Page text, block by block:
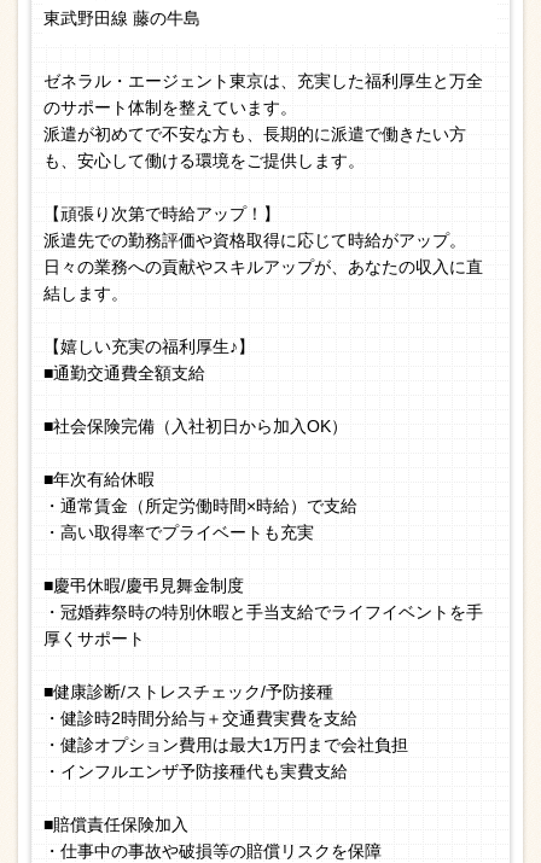
東武野田線 藤の牛島
ゼネラル・エージェント東京は、充実した福利厚生と万全
のサポート体制を整えています。
派遣が初めてで不安な方も、長期的に派遣で働きたい方
も、安心して働ける環境をご提供します。
【頑張り次第で時給アップ！】
派遣先での勤務評価や資格取得に応じて時給がアップ。
日々の業務への貢献やスキルアップが、あなたの収入に直
結します。
【嬉しい充実の福利厚生♪】
■通勤交通費全額支給
■社会保険完備（入社初日から加入OK）
■年次有給休暇
・通常賃金（所定労働時間×時給）で支給
・高い取得率でプライベートも充実
■慶弔休暇/慶弔見舞金制度
・冠婚葬祭時の特別休暇と手当支給でライフイベントを手
厚くサポート
■健康診断/ストレスチェック/予防接種
・健診時2時間分給与＋交通費実費を支給
・健診オプション費用は最大1万円まで会社負担
・インフルエンザ予防接種代も実費支給
■賠償責任保険加入
・仕事中の事故や破損等の賠償リスクを保障